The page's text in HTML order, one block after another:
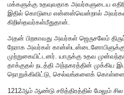
மக்களுக்கு உதவுவதாக அவர்களுடைய
இதில் கொடுமை என்னன்வென்றால் அவர்கள்
கிறிஸ்தவர்கள்மீதுதான்.
அதன் பிறகாவது அவர்கள் ஜெருசலேம்
நேராக அவர்கள்
முற்றுகையிட்டனர். யாருக்கு உதவ
தாக்குதல் நடத்தி அந்நகரத்தின் முக்கிய
நொறுக்கிவிட்டு, செல்வங்களைக்
1212ஆம் ஆண்டு சரித்திரத்தில் மேலும்